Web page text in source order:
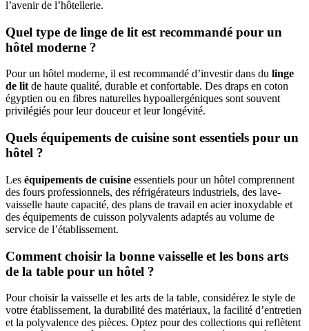
l’avenir de l’hôtellerie.
Quel type de linge de lit est recommandé pour un
hôtel moderne ?
Pour un hôtel moderne, il est recommandé d’investir dans du linge
de litde haute qualité, durable et confortable. Des draps en coton
égyptien ou en fibres naturelles hypoallergéniques sont souvent
privilégiés pour leur douceur et leur longévité.
Quels équipements de cuisine sont essentiels pour un
hôtel ?
Les équipements de cuisine essentiels pour un hôtel comprennent
des fours professionnels, des réfrigérateurs industriels, des lave-
vaisselle haute capacité, des plans de travail en acier inoxydable et
des équipements de cuisson polyvalents adaptés au volume de
service de l’établissement.
Comment choisir la bonne vaisselle et les bons arts
de la table pour un hôtel ?
Pour choisir la vaisselle et les arts de la table, considérez le style de
votre établissement, la durabilité des matériaux, la facilité d’entretien
et la polyvalence des pièces. Optez pour des collections qui reflètent